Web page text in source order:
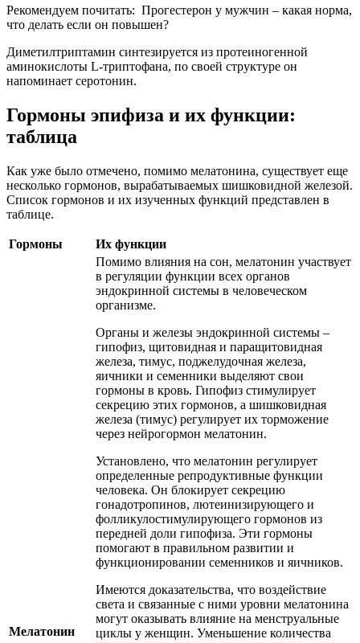
Рекомендуем почитать: Прогестерон у мужчин – какая норма,
что делать если он повышен?
Диметилтриптамин синтезируется из протеиногенной
аминокислоты L-триптофана, по своей структуре он
напоминает серотонин.
Гормоны эпифиза и их функции:
таблица
Как уже было отмечено, помимо мелатонина, существует еще
несколько гормонов, вырабатываемых шишковидной железой.
Список гормонов и их изученных функций представлен в
таблице.
Гормоны Их функции
Мелатонин
Помимо влияния на сон, мелатонин участвует
в регуляции функции всех органов
эндокринной системы в человеческом
организме.
Органы и железы эндокринной системы –
гипофиз, щитовидная и паращитовидная
железа, тимус, поджелудочная железа,
яичники и семенники выделяют свои
гормоны в кровь. Гипофиз стимулирует
секрецию этих гормонов, а шишковидная
железа (тимус) регулирует их торможение
через нейрогормон мелатонин.
Установлено, что мелатонин регулирует
определенные репродуктивные функции
человека. Он блокирует секрецию
гонадотропинов, лютеинизирующего и
фолликулостимулирующего гормонов из
передней доли гипофиза. Эти гормоны
помогают в правильном развитии и
функционировании семенников и яичников.
Имеются доказательства, что воздействие
света и связанные с ними уровни мелатонина
могут оказывать влияние на менструальные
циклы у женщин. Уменьшение количества